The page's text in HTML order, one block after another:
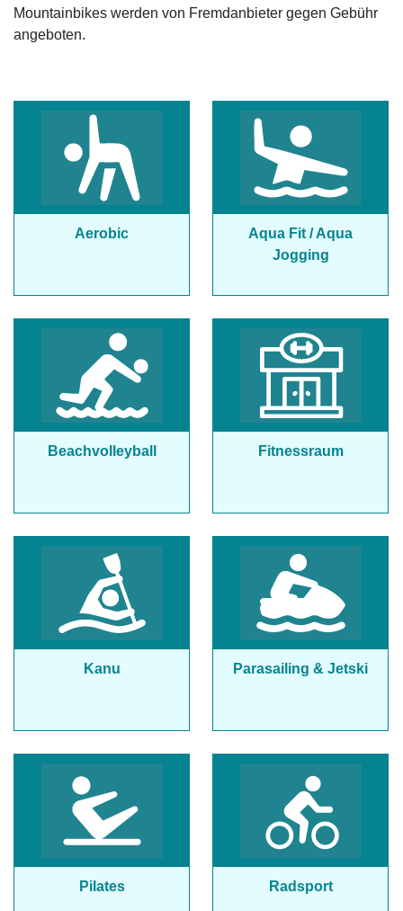
Mountainbikes werden von Fremdanbieter gegen Gebühr
angeboten.
Aerobic
Aqua Fit / Aqua
Jogging
Beachvolleyball Fitnessraum
Kanu Parasailing & Jetski
Pilates Radsport